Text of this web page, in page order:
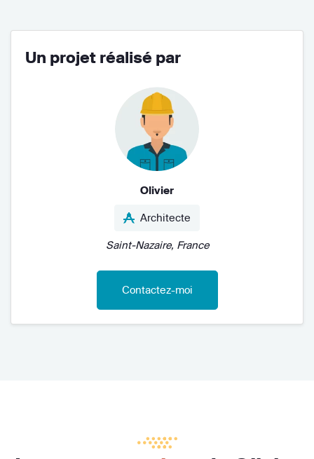
Un projet réalisé par
Olivier
Architecte
Saint-Nazaire, France
Contactez-moi